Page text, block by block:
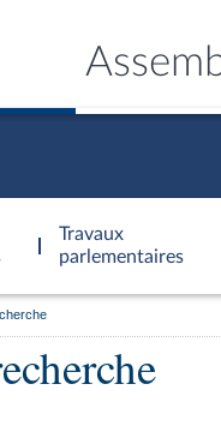
Travaux
parlementaires